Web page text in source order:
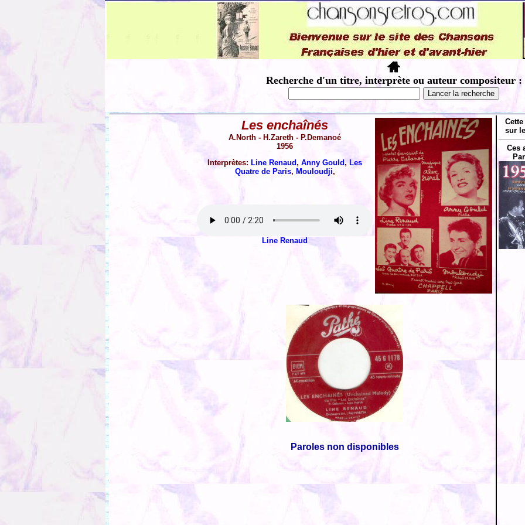
Recherche d'un titre, interprète ou auteur compositeur :
Les enchaînés
A.North - H.Zareth - P.Demanoé
1956
Interprètes: Line Renaud, Anny Gould, Les
Quatre de Paris, Mouloudji,
Line Renaud
Paroles non disponibles
sur
Ces